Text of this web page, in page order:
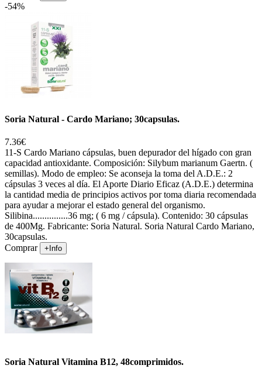
-54%
Soria Natural - Cardo Mariano; 30capsulas.
7.36€
11-S Cardo Mariano cápsulas, buen depurador del hígado con gran
capacidad antioxidante. Composición: Silybum marianum Gaertn. (
semillas). Modo de empleo: Se aconseja la toma del A.D.E.: 2
cápsulas 3 veces al día. El Aporte Diario Eficaz (A.D.E.) determina
la cantidad media de principios activos por toma diaria recomendada
para ayudar a mejorar el estado general del organismo.
Silibina...............36 mg; ( 6 mg / cápsula). Contenido: 30 cápsulas
de 400Mg. Fabricante: Soria Natural. Soria Natural Cardo Mariano,
30capsulas.
Comprar
+Info
Soria Natural Vitamina B12, 48comprimidos.